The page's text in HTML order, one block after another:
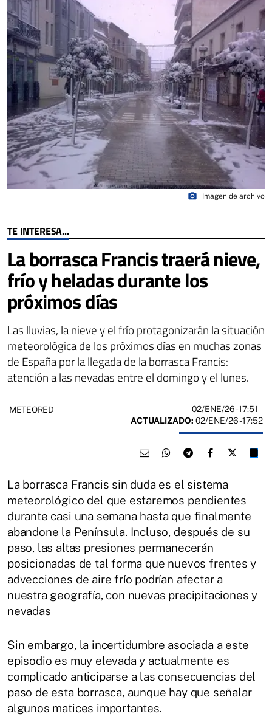
TE INTERESA...
La borrasca Francis traerá nieve,
frío y heladas durante los
próximos días
Las lluvias, la nieve y el frío protagonizarán la situación
meteorológica de los próximos días en muchas zonas
de España por la llegada de la borrasca Francis:
atención a las nevadas entre el domingo y el lunes.
photo_camera Imagen de archivo
METEORED 02/ENE/26- 17:51
ACTUALIZADO: 02/ENE/26 - 17:52
La borrasca Francis sin duda es el sistema
meteorológico del que estaremos pendientes
durante casi una semana hasta que finalmente
abandone la Península. Incluso, después de su
paso, las altas presiones permanecerán
posicionadas de tal forma que nuevos frentes y
advecciones de aire frío podrían afectar a
nuestra geografía, con nuevas precipitaciones y
nevadas
Sin embargo, la incertidumbre asociada a este
episodio es muy elevada y actualmente es
complicado anticiparse a las consecuencias del
paso de esta borrasca, aunque hay que señalar
algunos matices importantes.